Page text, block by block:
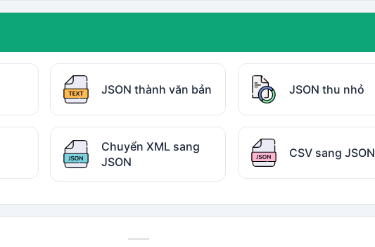
JSON thành văn bản JSON thu nhỏ
Chuyển XML sang
JSON
CSV sang JSON